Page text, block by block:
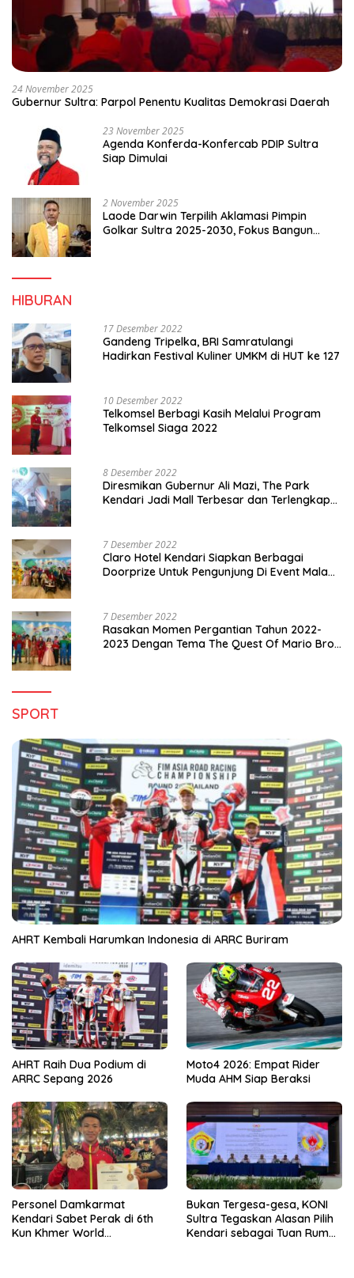
24 November 2025
Gubernur Sultra: Parpol Penentu Kualitas Demokrasi Daerah
23 November 2025
Agenda Konferda-Konfercab PDIP Sultra
Siap Dimulai
2 November 2025
Laode Darwin Terpilih Aklamasi Pimpin
Golkar Sultra 2025-2030, Fokus Bangun
HIBURAN
17 Desember 2022
Gandeng Tripelka, BRI Samratulangi
Hadirkan Festival Kuliner UMKM di HUT ke 127
10 Desember 2022
Telkomsel Berbagi Kasih Melalui Program
Telkomsel Siaga 2022
8 Desember 2022
Diresmikan Gubernur Ali Mazi, The Park
Kendari Jadi Mall Terbesar dan Terlengkap
7 Desember 2022
Claro Hotel Kendari Siapkan Berbagai
Doorprize Untuk Pengunjung Di Event Malam
7 Desember 2022
Rasakan Momen Pergantian Tahun 2022-
2023 Dengan Tema The Quest Of Mario Bros
SPORT
AHRT Kembali Harumkan Indonesia di ARRC Buriram
AHRT Raih Dua Podium di
ARRC Sepang 2026
Moto4 2026: Empat Rider
Muda AHM Siap Beraksi
Personel Damkarmat
Kendari Sabet Perak di 6th
Kun Khmer World
Bukan Tergesa-gesa, KONI
Sultra Tegaskan Alasan Pilih
Kendari sebagai Tuan Rumah